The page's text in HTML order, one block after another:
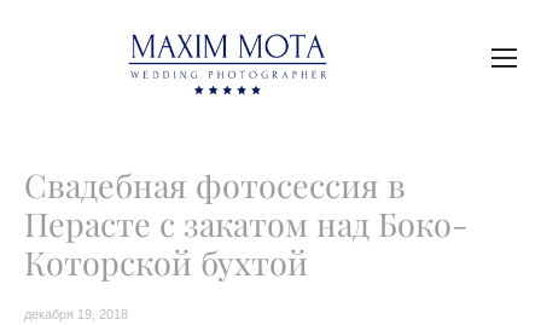
Свадебная фотосессия в
Перасте с закатом над Боко-
Которской бухтой
декабря 19, 2018